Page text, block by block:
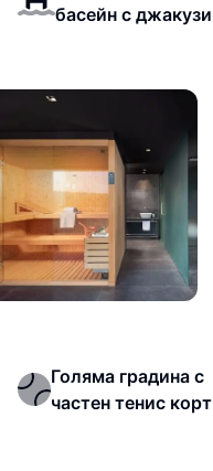
басейн с джакузи
Голяма градина с
частен тенис корт